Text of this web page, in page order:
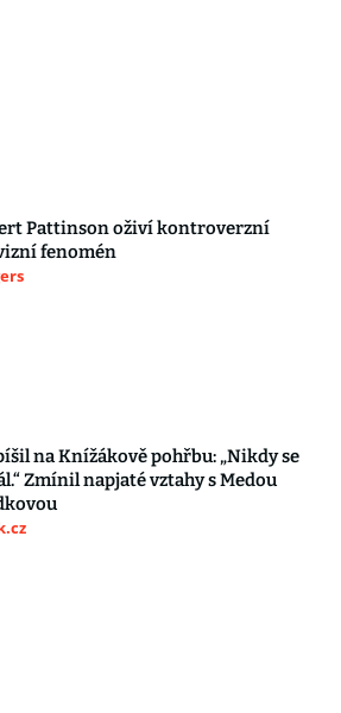
Pattinson oživí kontroverzní
fenomén
na Knížákově pohřbu: „Nikdy se
Zmínil napjaté vztahy s Medou